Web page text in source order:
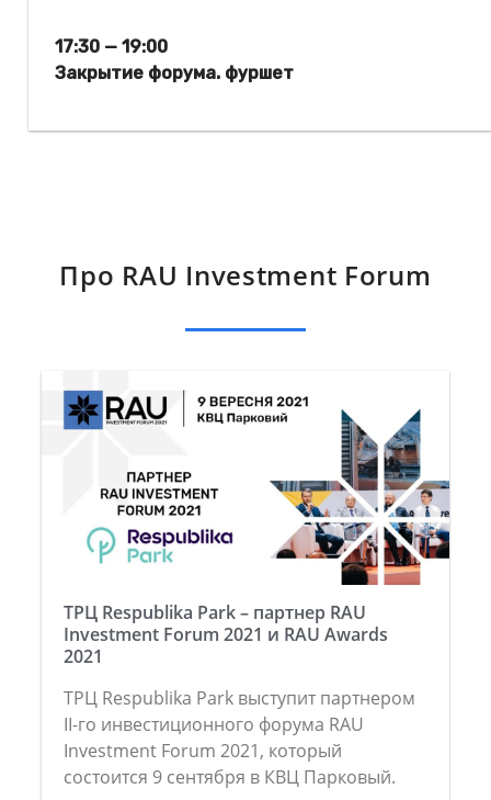
17:30 — 19:00
Закрытие форума. фуршет
Про RAU Investment Forum
ТРЦ Respublika Park – партнер RAU
Investment Forum 2021 и RAU Awards
2021
ТРЦ Respublika Park выступит партнером
II-го инвестиционного форума RAU
Investment Forum 2021, который
состоится 9 сентября в КВЦ Парковый.